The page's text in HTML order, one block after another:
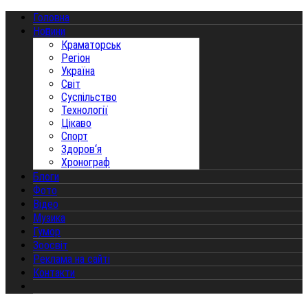
Головна
Новини
Краматорськ
Регіон
Україна
Світ
Суспільство
Технології
Цікаво
Спорт
Здоров‘я
Хронограф
Блоги
Фото
Відео
Музика
Гумор
Зоосвіт
Реклама на сайті
Контакти